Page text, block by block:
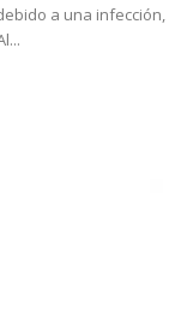
a una infección,